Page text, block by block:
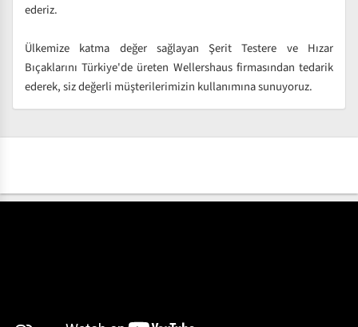
ederiz.
Ülkemize katma değer sağlayan Şerit Testere ve Hızar
Bıçaklarını Türkiye'de üreten Wellershaus firmasından tedarik
ederek, siz değerli müşterilerimizin kullanımına sunuyoruz.